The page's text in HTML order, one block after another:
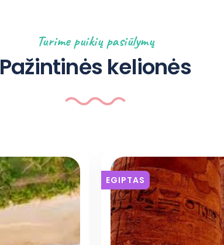
Turime puikių pasiūlymų
Pažintinės kelionės
EGIPTAS